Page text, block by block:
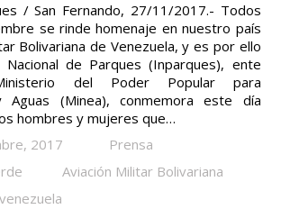
/ San Fernando, 27/11/2017.- Todos
se rinde homenaje en nuestro país
Bolivariana de Venezuela, y es por ello
de Parques (Inparques), ente
del Poder Popular para
Aguas (Minea), conmemora este día
hombres y mujeres que…
2017
Prensa
Aviación Militar Bolivariana
venezuela